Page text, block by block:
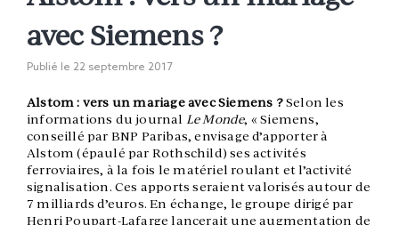
avec Siemens ?
Publié le 22 septembre 2017
Alstom : vers un mariage avec Siemens ?Selon les
informations du journal Le Monde, « Siemens,
conseillé par BNP Paribas, envisage d’apporter à
Alstom (épaulé par Rothschild) ses activités
ferroviaires, à la fois le matériel roulant et l’activité
signalisation. Ces apports seraient valorisés autour de
7 milliards d’euros. En échange, le groupe dirigé par
Henri Poupart-Lafarge lancerait une augmentation de